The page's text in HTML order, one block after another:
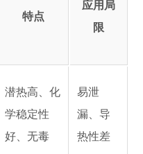
特点
应用局
限
潜热高、化
学稳定性
好、无毒
易泄
漏、导
热性差